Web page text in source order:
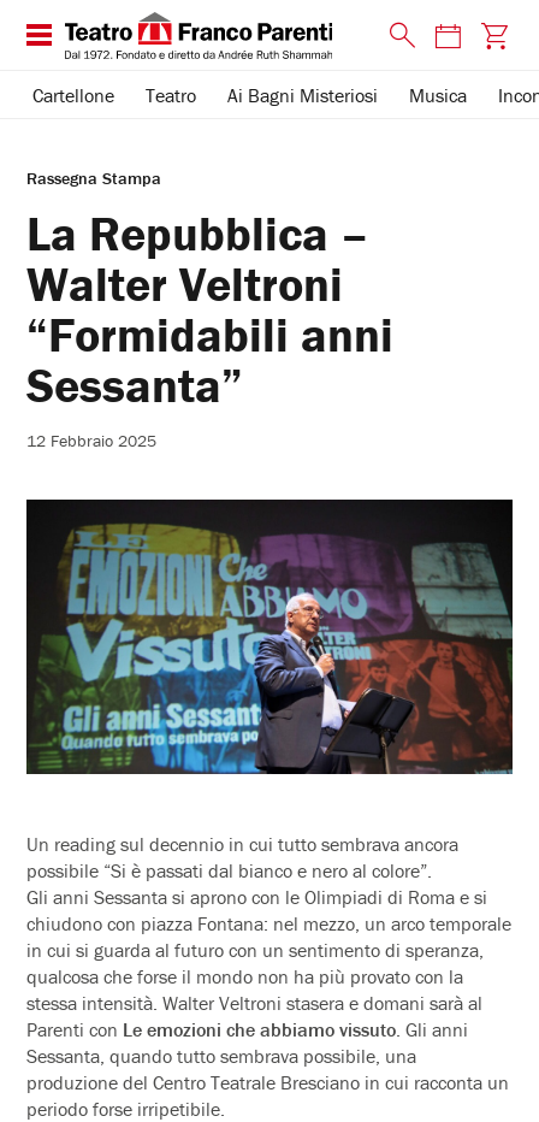
Cartellone Teatro Ai Bagni Misteriosi Musica
Rassegna Stampa
La Repubblica –
Walter Veltroni
“Formidabili anni
Sessanta”
12 Febbraio 2025
Un reading sul decennio in cui tutto sembrava ancora
possibile “Si è passati dal bianco e nero al colore”.
Gli anni Sessanta si aprono con le Olimpiadi di Roma e si
chiudono con piazza Fontana: nel mezzo, un arco temporale
in cui si guarda al futuro con un sentimento di speranza,
qualcosa che forse il mondo non ha più provato con la
stessa intensità. WalterVeltroni stasera e domani sarà al
Parenti con Le emozioni che abbiamo vissuto . Gli anni
Sessanta, quando tutto sembrava possibile, una
produzione del Centro Teatrale Bresciano in cui racconta un
periodo forse irripetibile.